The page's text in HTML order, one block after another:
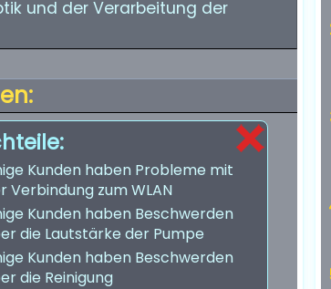
und der Verarbeitung der
Kunden haben Probleme mit
Verbindung zum WLAN
Kunden haben Beschwerden
die Lautstärke der Pumpe
Kunden haben Beschwerden
die Reinigung